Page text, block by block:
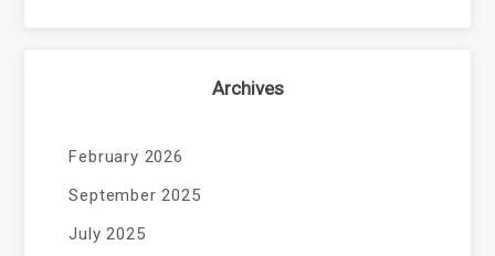
Archives
February 2026
September 2025
July 2025